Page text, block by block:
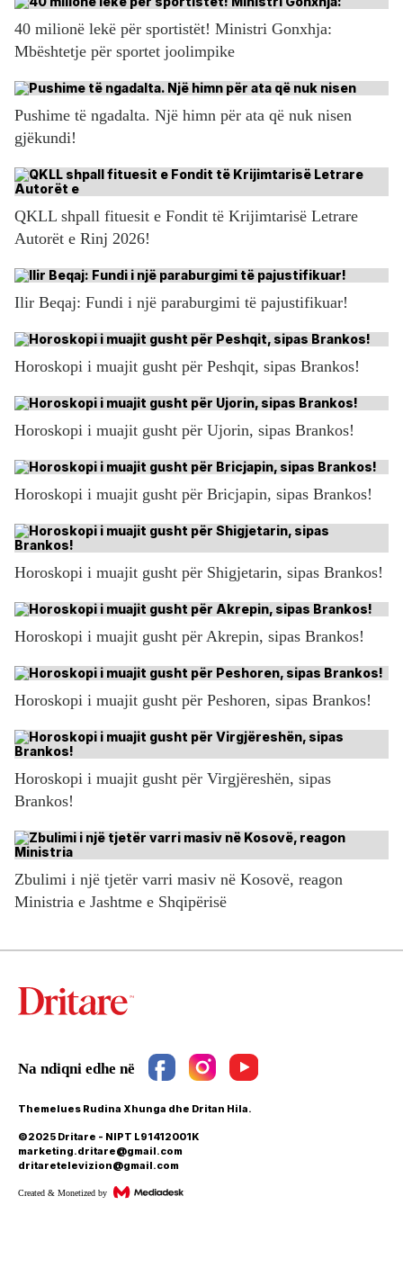
40 milionë lekë për sportistët! Ministri Gonxhja:
Mbështetje për sportet joolimpike
Pushime të ngadalta. Një himn për ata që nuk nisen
gjëkundi!
QKLL shpall fituesit e Fondit të Krijimtarisë Letrare
Autorët e Rinj 2026!
Ilir Beqaj: Fundi i një paraburgimi të pajustifikuar!
Horoskopi i muajit gusht për Peshqit, sipas Brankos!
Horoskopi i muajit gusht për Ujorin, sipas Brankos!
Horoskopi i muajit gusht për Bricjapin, sipas Brankos!
Horoskopi i muajit gusht për Shigjetarin, sipas Brankos!
Horoskopi i muajit gusht për Akrepin, sipas Brankos!
Horoskopi i muajit gusht për Peshoren, sipas Brankos!
Horoskopi i muajit gusht për Virgjëreshën, sipas
Brankos!
Zbulimi i një tjetër varri masiv në Kosovë, reagon
Ministria e Jashtme e Shqipërisë
Themelues Rudina Xhunga dhe Dritan Hila.
©2025 Dritare - NIPT L91412001K
marketing.dritare@gmail.com
dritaretelevizion@gmail.com
Created & Monetized by